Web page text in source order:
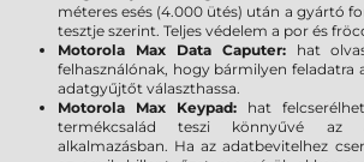
méteres esés (4.000 ütés) után a gyártó
tesztje szerint. Teljes védelem a por és
Motorola Max Data Caputer:hat
felhasználónak, hogy bármilyen feladatra
adatgyűjtőt választhassa.
Motorola Max Keypad: hat
termékcsalád teszi könnyűvé az
alkalmazásban. Ha az adatbevitelhez